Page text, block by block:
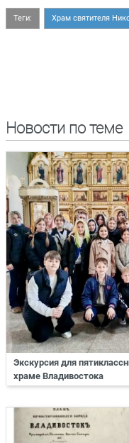
Теги: Храм святителя
Новости по теме
Экскурсия для
храме Владивостока